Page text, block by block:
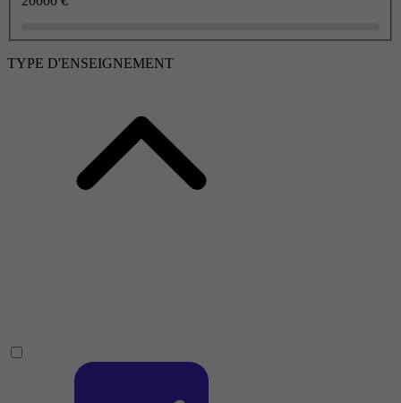
TYPE D'ENSEIGNEMENT